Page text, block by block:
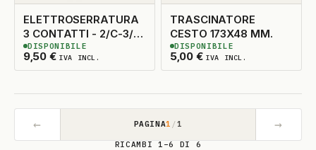
ELETTROSERRATURA
3 CONTATTI - 2/C-3/L-
1/N VESTEL
9,50 € IVA INCL.
5DISPONIBILI
DISPONIBILE
TRASCINATORE
CESTO 173X48 MM.
5,00 € IVA INCL.
8DISPONIBILI
DISPONIBILE
← PAGINA1 /1 →
RICAMBI 1–6 DI 6